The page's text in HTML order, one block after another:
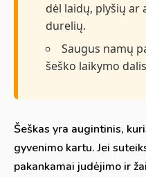
dėl laidų, plyšių
durelių.
Saugus namų
šeško laikymo
Šeškas yra augintinis,
gyvenimo kartu. Jei
pakankamai judėjimo ir